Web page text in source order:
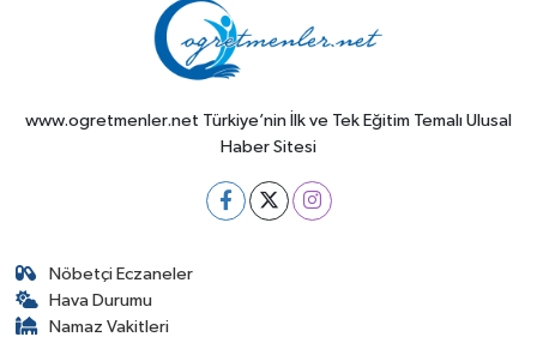
www.ogretmenler.net Türkiye’nin İlk ve Tek Eğitim Temalı Ulusal
Haber Sitesi
Nöbetçi Eczaneler
Hava Durumu
Namaz Vakitleri